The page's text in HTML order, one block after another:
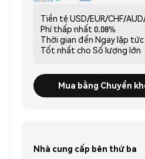
Tiền tệ USD/EUR/CHF/
Phí thấp nhất 0.08%
Thời gian đến Ngay lập tức
Tốt nhất cho Số lượng lớn
Mua bằng Chuyển
Nhà cung cấp bên thứ ba